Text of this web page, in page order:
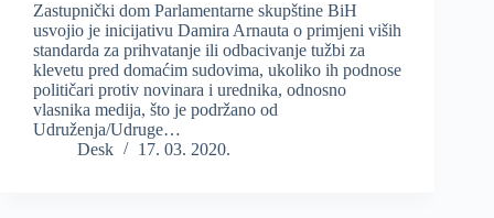
Zastupnički dom Parlamentarne skupštine BiH
usvojio je inicijativu Damira Arnauta o primjeni viših
standarda za prihvatanje ili odbacivanje tužbi za
klevetu pred domaćim sudovima, ukoliko ih podnose
političari protiv novinara i urednika, odnosno
vlasnika medija, što je podržano od
Udruženja/Udruge…
Desk
17. 03. 2020.